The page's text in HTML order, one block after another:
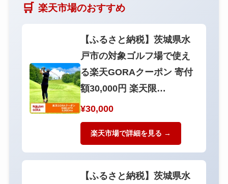
🛒 楽天市場のおすすめ
【ふるさと納税】茨城県水
戸市の対象ゴルフ場で使え
る楽天GORAクーポン 寄付
額30,000円 楽天限…
¥30,000
楽天市場で詳細を見る →
【ふるさと納税】茨城県水